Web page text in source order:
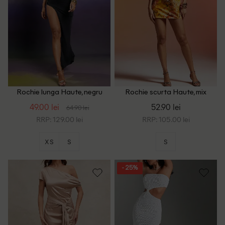
Rochie lunga Haute, negru
49.00 lei 64.90 lei
RRP: 129.00 lei
XS S
Rochie scurta Haute, mix
52.90 lei
RRP: 105.00 lei
S
- 25%